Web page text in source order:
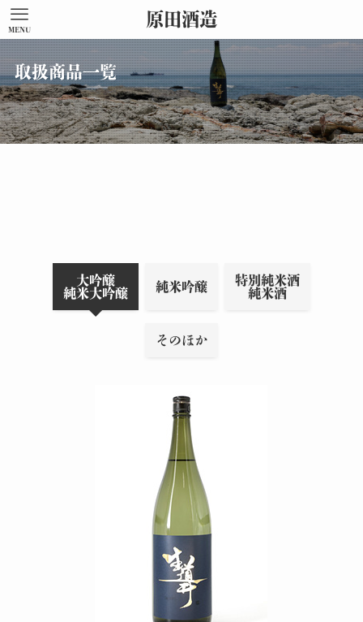
原田酒造
MENU
取扱商品一覧
大吟醸
純米大吟醸
純米吟醸
特別純米酒
純米酒
そのほか